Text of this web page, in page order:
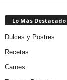
Lo Más Destacado
Dulces y Postres
Recetas
Carnes